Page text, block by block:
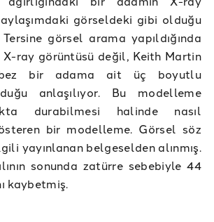
görseldeki gibi olduğu
görsel arama yapıldığında
ray görüntüsü değil, Keith Martin
bir adama ait üç boyutlu
anlaşılıyor. Bu modelleme
durabilmesi halinde nasıl
bir modelleme. Görsel söz
yayınlanan belgeselden alınmış.
sonunda zatürre sebebiyle 44
kaybetmiş.